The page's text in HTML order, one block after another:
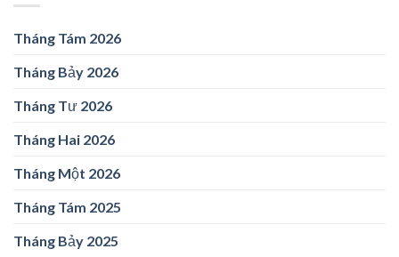
Tháng Tám 2026
Tháng Bảy 2026
Tháng Tư 2026
Tháng Hai 2026
Tháng Một 2026
Tháng Tám 2025
Tháng Bảy 2025